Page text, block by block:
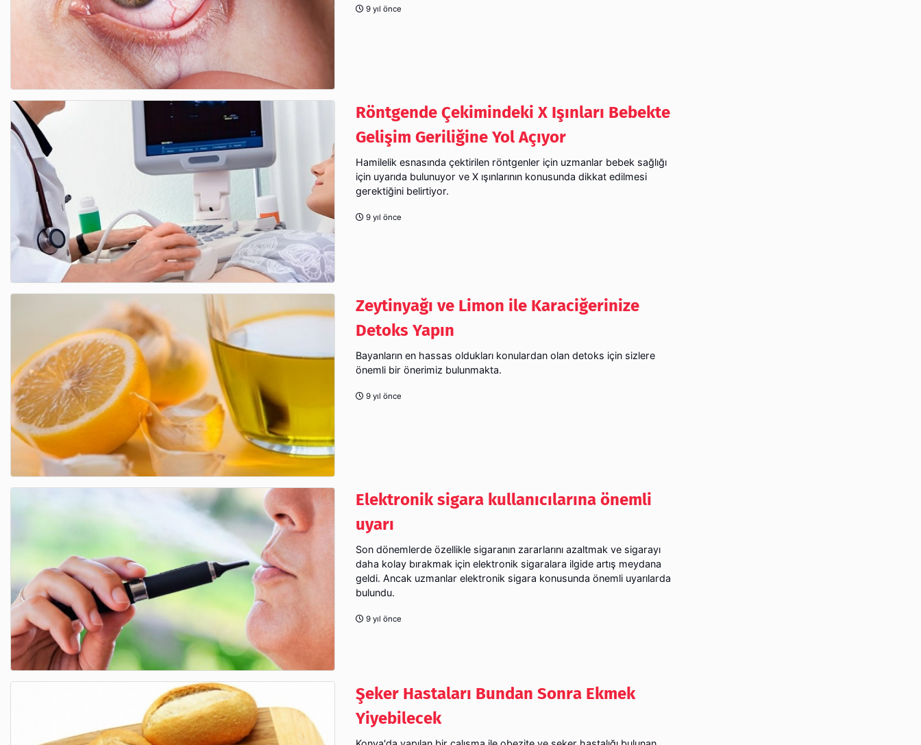
9 yıl önce
Röntgende Çekimindeki X Işınları Bebekte
Gelişim Geriliğine Yol Açıyor
Hamilelik esnasında çektirilen röntgenler için uzmanlar bebek sağlığı
için uyarıda bulunuyor ve X ışınlarının konusunda dikkat edilmesi
gerektiğini belirtiyor.
9 yıl önce
Zeytinyağı ve Limon ile Karaciğerinize
Detoks Yapın
Bayanların en hassas oldukları konulardan olan detoks için sizlere
önemli bir önerimiz bulunmakta.
9 yıl önce
Elektronik sigara kullanıcılarına önemli
uyarı
Son dönemlerde özellikle sigaranın zararlarını azaltmak ve sigarayı
daha kolay bırakmak için elektronik sigaralara ilgide artış meydana
geldi. Ancak uzmanlar elektronik sigara konusunda önemli uyarılarda
bulundu.
9 yıl önce
Şeker Hastaları Bundan Sonra Ekmek
Yiyebilecek